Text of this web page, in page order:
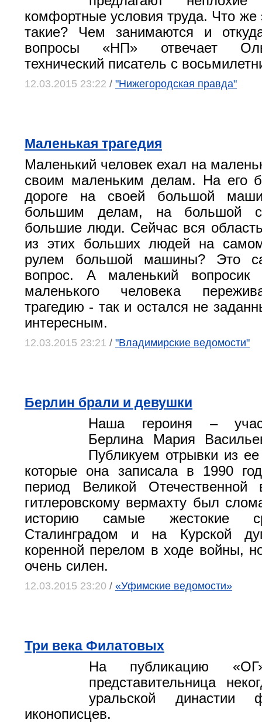
комфортные условия труда. Что же
такие? Чем занимаются и
вопросы «НП» отвечает
технический писатель с
12.03.2015 23:22 / "Нижегородская правда"
Маленькая трагедия
Маленький человек ехал на
своим маленьким делам. На его
дороге на своей большой
большим делам, на большой
большие люди. Сейчас вся
из этих больших людей на
рулем большой машины? Это
вопрос. А маленький
маленького человека
трагедию ‑ так и остался не
интересным.
12.03.2015 23:21 / "Владимирские ведомости"
Берлин брали и девушки
Наша героиня –
Берлина Мария
Публикуем отрывки из
которые она записала в 1990
период Великой Отечественной
гитлеровскому вермахту был
историю cамые жестокие
Сталинградом и на Курской
коренной перелом в ходе войны,
очень силен.
12.03.2015 23:20 / «Уфимские ведомости»
Три века Филатовых
На публикацию
представительница
уральской династии
иконописцев.